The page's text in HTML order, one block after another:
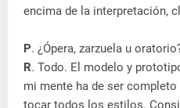
encima de la interpretación,
P. ¿Ópera, zarzuela u
R. Todo. El modelo y
mi mente ha de ser
tocar todos los estilos.